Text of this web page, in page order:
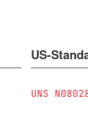
US-
UNS